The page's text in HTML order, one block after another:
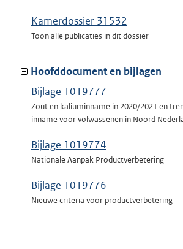
Kamerdossier 31532
Toon alle publicaties in dit dossier
Hoofddocument en bijlagen
Bijlage 1019777
Zout en kaliuminname in 2020/2021 en
inname voor volwassenen in Noord
Bijlage 1019774
Nationale Aanpak Productverbetering
Bijlage 1019776
Nieuwe criteria voor productverbetering